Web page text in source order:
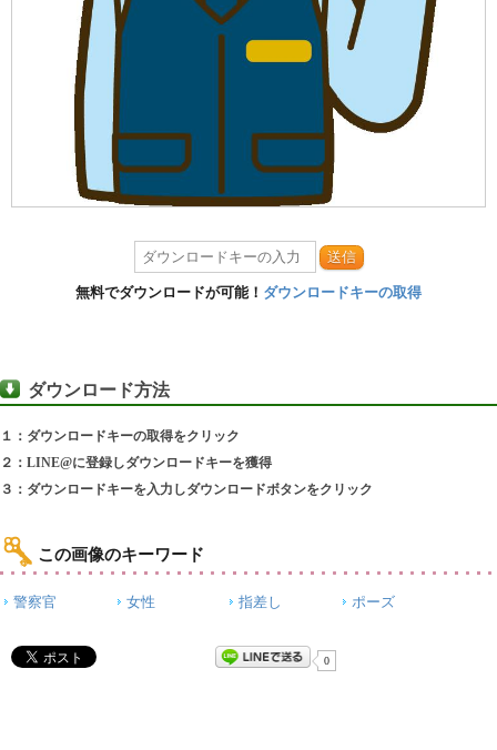
送信
無料でダウンロードが可能！ ダウンロードキーの取得
ダウンロード方法
１：ダウンロードキーの取得をクリック
２：LINE@に登録しダウンロードキーを獲得
３：ダウンロードキーを入力しダウンロードボタンをクリック
この画像のキーワード
警察官 女性 指差し ポーズ
0